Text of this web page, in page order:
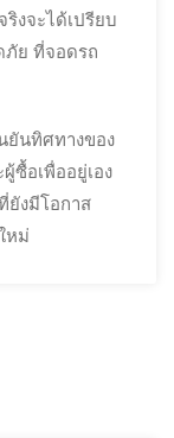
งจะได้เปรียบ
ภัย ที่จอดรถ
ยันทิศทางของ
ซื้อเพื่ออยู่เอง
ยังมีโอกาส
หม่